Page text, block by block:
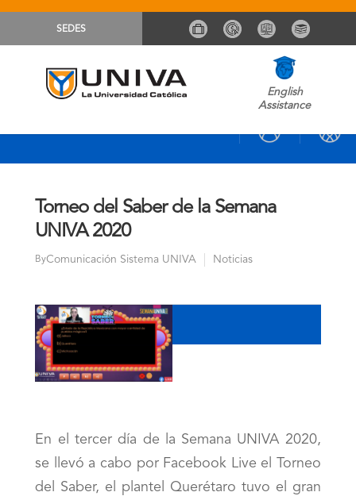
SEDES
English
Assistance
Torneo del Saber de la Semana
UNIVA 2020
ByComunicación Sistema UNIVA Noticias
En el tercer día de la Semana UNIVA 2020,
se llevó a cabo por Facebook Live el Torneo
del Saber, el plantel Querétaro tuvo el gran